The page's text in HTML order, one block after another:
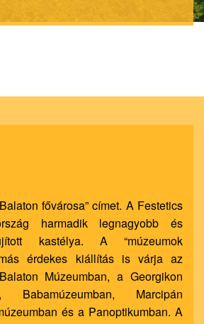
fővárosa” címet. A Festetics
harmadik legnagyobb és
kastélya. A “múzeumok
érdekes kiállítás is várja az
Múzeumban, a Georgikon
Babamúzeumban, Marcipán
és a Panoptikumban. A